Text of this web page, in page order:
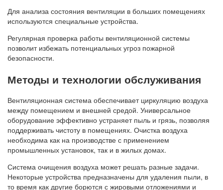
Для анализа состояния вентиляции в больших помещениях
используются специальные устройства.
Регулярная проверка работы вентиляционной системы
позволит избежать потенциальных угроз пожарной
безопасности.
Методы и технологии обслуживания
Вентиляционная система обеспечивает циркуляцию воздуха
между помещением и внешней средой. Универсальное
оборудование эффективно устраняет пыль и грязь, позволяя
поддерживать чистоту в помещениях. Очистка воздуха
необходима как на производстве с применением
промышленных установок, так и в жилых домах.
Система очищения воздуха может решать разные задачи.
Некоторые устройства предназначены для удаления пыли, в
то время как другие борются с жировыми отложениями и